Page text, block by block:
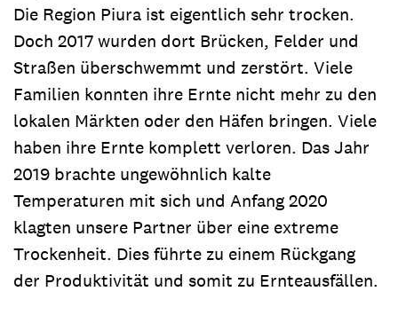
Die Region Piura ist eigentlich sehr trocken.
Doch 2017 wurden dort Brücken, Felder und
Straßen überschwemmt und zerstört. Viele
Familien konnten ihre Ernte nicht mehr zu den
lokalen Märkten oder den Häfen bringen. Viele
haben ihre Ernte komplett verloren. Das Jahr
2019 brachte ungewöhnlich kalte
Temperaturen mit sich und Anfang 2020
klagten unsere Partner über eine extreme
Trockenheit. Dies führte zu einem Rückgang
der Produktivität und somit zu Ernteausfällen.